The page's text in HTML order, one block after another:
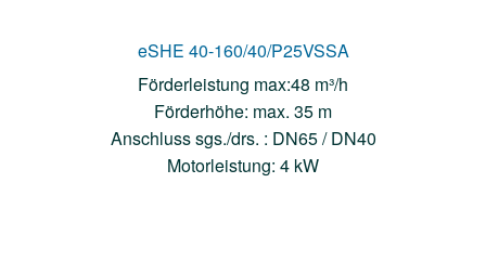
eSHE 40-160/40/P25VSSA
Förderleistung max:48 m³/h
Förderhöhe: max. 35 m
Anschluss sgs./drs. : DN65 / DN40
Motorleistung: 4 kW